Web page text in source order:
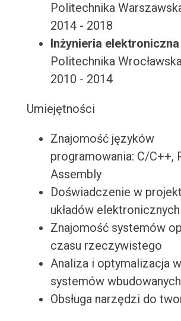
Politechnika
2014 - 2018
Inżynieria elektroniczna
Politechnika
2010 - 2014
Umiejętności
Znajomość języków
programowania: C/C++,
Assembly
Doświadczenie w
układów elektronicznych
Znajomość systemów
czasu rzeczywistego
Analiza i optymalizacja
systemów wbudowanych
Obsługa narzędzi do